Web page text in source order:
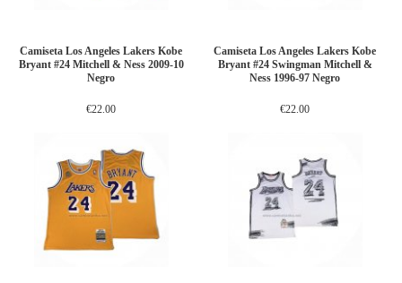
Camiseta Los Angeles Lakers Kobe
Bryant #24 Mitchell & Ness 2009-10
Negro
€22.00
Camiseta Los Angeles Lakers Kobe
Bryant #24 Swingman Mitchell &
Ness 1996-97 Negro
€22.00